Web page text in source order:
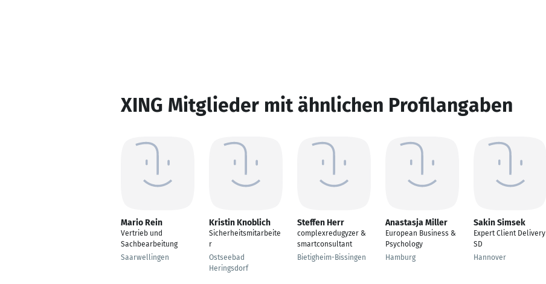
XING Mitglieder mit ähnlichen Profilangaben
Mario Rein
Vertrieb und
Sachbearbeitung
Saarwellingen
Kristin Knoblich
Sicherheitsmitarbeite
r
Ostseebad
Heringsdorf
Steffen Herr
complexredugyzer &
smartconsultant
Bietigheim-Bissingen
Anastasja Miller
European Business &
Psychology
Hamburg
Sakin Simsek
Expert Client Delivery
SD
Hannover